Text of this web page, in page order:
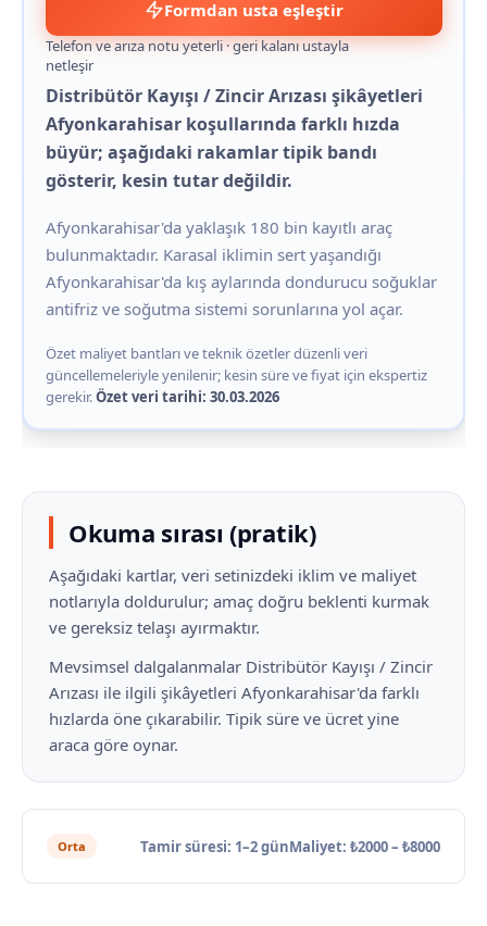
Formdan usta eşleştir
Telefon ve arıza notu yeterli · geri kalanı ustayla
netleşir
Distribütör Kayışı / Zincir Arızası şikâyetleri
Afyonkarahisar koşullarında farklı hızda
büyür; aşağıdaki rakamlar tipik bandı
gösterir, kesin tutar değildir.
Afyonkarahisar'da yaklaşık 180 bin kayıtlı araç
bulunmaktadır. Karasal iklimin sert yaşandığı
Afyonkarahisar'da kış aylarında dondurucu soğuklar
antifriz ve soğutma sistemi sorunlarına yol açar.
Özet maliyet bantları ve teknik özetler düzenli veri
güncellemeleriyle yenilenir; kesin süre ve fiyat için ekspertiz
gerekir.Özet veri tarihi: 30.03.2026
Okuma sırası (pratik)
Aşağıdaki kartlar, veri setinizdeki iklim ve maliyet
notlarıyla doldurulur; amaç doğru beklenti kurmak
ve gereksiz telaşı ayırmaktır.
Mevsimsel dalgalanmalar Distribütör Kayışı / Zincir
Arızası ile ilgili şikâyetleri Afyonkarahisar'da farklı
hızlarda öne çıkarabilir. Tipik süre ve ücret yine
araca göre oynar.
Orta Tamir süresi: 1–2 günMaliyet: ₺2000 – ₺8000